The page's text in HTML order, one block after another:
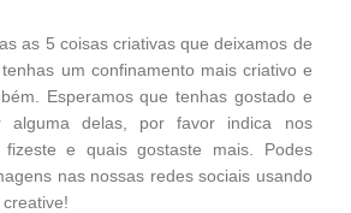
as 5 coisas criativas que deixamos de
um confinamento mais criativo e
Esperamos que tenhas gostado e
alguma delas, por favor indica nos
fizeste e quais gostaste mais. Podes
nas nossas redes sociais usando